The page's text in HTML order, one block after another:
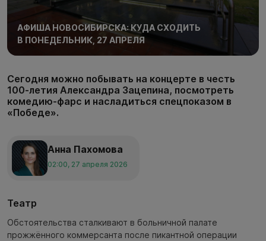
АФИША НОВОСИБИРСКА: КУДА СХОДИТЬ
В ПОНЕДЕЛЬНИК, 27 АПРЕЛЯ
Сегодня можно побывать на концерте в честь
100-летия Александра Зацепина, посмотреть
комедию-фарс и насладиться спецпоказом в
«Победе».
Анна Пахомова
02:00, 27 апреля 2026
Театр
Обстоятельства сталкивают в больничной палате
прожжённого коммерсанта после пикантной операции